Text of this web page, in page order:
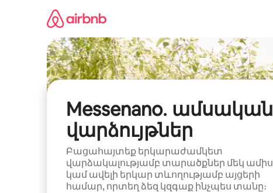
բովանդակությանը
Messenano․ ամսական
վարձույթներ
Բացահայտեք երկարաժամկետ
վարձակալությամբ տարածքներ մեկ ամիս
կամ ավելի երկար տևողությամբ այցերի
համար, որտեղ ձեզ կզգաք ինչպես տանը։